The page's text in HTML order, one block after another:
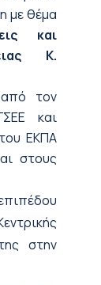
με θέμα
και
Κ.
τον
και
ΕΚΠΑ
στους
στην